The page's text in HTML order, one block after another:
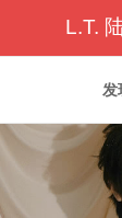
L.T.
发